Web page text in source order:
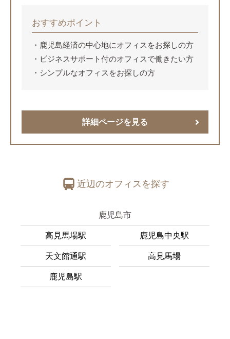
おすすめポイント
鹿児島経済の中心地にオフィスをお探しの方
ビジネスサポート付のオフィスで働きたい方
シンプルなオフィスをお探しの方
詳細ページを見る
近辺のオフィスを探す
鹿児島市
高見馬場駅 鹿児島中央駅
天文館通駅 高見馬場
鹿児島駅